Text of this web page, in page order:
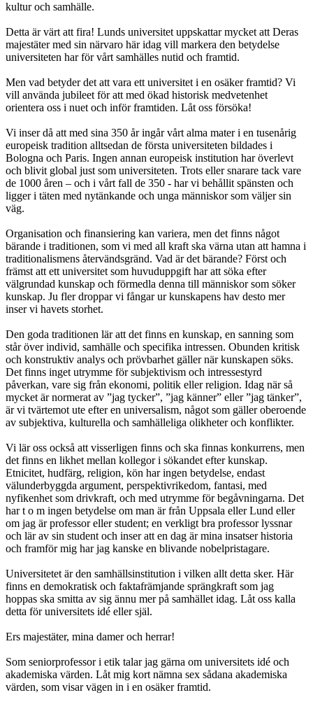
kultur och samhälle.
Detta är värt att fira! Lunds universitet uppskattar mycket att Deras
majestäter med sin närvaro här idag vill markera den betydelse
universiteten har för vårt samhälles nutid och framtid.
Men vad betyder det att vara ett universitet i en osäker framtid? Vi
vill använda jubileet för att med ökad historisk medvetenhet
orientera oss i nuet och inför framtiden. Låt oss försöka!
Vi inser då att med sina 350 år ingår vårt alma mater i en tusenårig
europeisk tradition alltsedan de första universiteten bildades i
Bologna och Paris. Ingen annan europeisk institution har överlevt
och blivit global just som universiteten. Trots eller snarare tack vare
de 1000 åren – och i vårt fall de 350 - har vi behållit spänsten och
ligger i täten med nytänkande och unga människor som väljer sin
väg.
Organisation och finansiering kan variera, men det finns något
bärande i traditionen, som vi med all kraft ska värna utan att hamna i
traditionalismens återvändsgränd. Vad är det bärande? Först och
främst att ett universitet som huvuduppgift har att söka efter
välgrundad kunskap och förmedla denna till människor som söker
kunskap. Ju fler droppar vi fångar ur kunskapens hav desto mer
inser vi havets storhet.
Den goda traditionen lär att det finns en kunskap, en sanning som
står över individ, samhälle och specifika intressen. Obunden kritisk
och konstruktiv analys och prövbarhet gäller när kunskapen söks.
Det finns inget utrymme för subjektivism och intressestyrd
påverkan, vare sig från ekonomi, politik eller religion. Idag när så
mycket är normerat av ”jag tycker”, ”jag känner” eller ”jag tänker”,
är vi tvärtemot ute efter en universalism, något som gäller oberoende
av subjektiva, kulturella och samhälleliga olikheter och konflikter.
Vi lär oss också att visserligen finns och ska finnas konkurrens, men
det finns en likhet mellan kollegor i sökandet efter kunskap.
Etnicitet, hudfärg, religion, kön har ingen betydelse, endast
välunderbyggda argument, perspektivrikedom, fantasi, med
nyfikenhet som drivkraft, och med utrymme för begåvningarna. Det
har t o m ingen betydelse om man är från Uppsala eller Lund eller
om jag är professor eller student; en verkligt bra professor lyssnar
och lär av sin student och inser att en dag är mina insatser historia
och framför mig har jag kanske en blivande nobelpristagare.
Universitetet är den samhällsinstitution i vilken allt detta sker. Här
finns en demokratisk och faktafrämjande sprängkraft som jag
hoppas ska smitta av sig ännu mer på samhället idag. Låt oss kalla
detta för universitets idé eller själ.
Ers majestäter, mina damer och herrar!
Som seniorprofessor i etik talar jag gärna om universitets idé och
akademiska värden. Låt mig kort nämna sex sådana akademiska
värden, som visar vägen in i en osäker framtid.